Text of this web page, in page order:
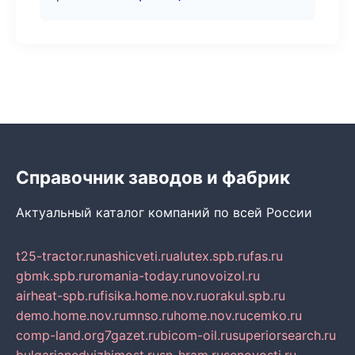
Справочник заводов и фабрик
Актуальный каталог компаний по всей России
t25-tractor.runashicveti.rualutex.spb.rufas.ru
gbmk.spb.ruromania-today.runovoizol.ru
airheat-spb.rufisika.home.nov.ruorakul.spb.ru
demo.home.nov.rumnso.ruhome.nov.rucemko.ru
comp-land.org7gazet.rubicom-oil.rusuperiorsearch.ru